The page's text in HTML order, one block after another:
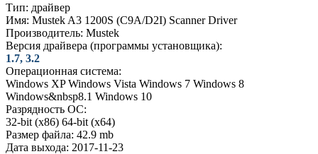
Тип: драйвер
Имя: Mustek A3 1200S (C9A/D2I) Scanner Driver
Производитель: Mustek
Версия драйвера (программы установщика):
1.7, 3.2
Операционная система:
Windows XP Windows Vista Windows 7 Windows 8
Windows&nbsp8.1 Windows 10
Разрядность ОС:
32-bit (x86) 64-bit (x64)
Размер файла: 42.9 mb
Дата выхода: 2017-11-23